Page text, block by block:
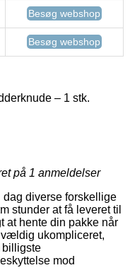
Besøg webshop
Besøg webshop
– 1 stk.
på 1 anmeldelser
dag diverse forskellige
stunder at få leveret til
at hente din pakke når
ukompliceret,
billigste
mod